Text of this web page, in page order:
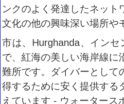
ンクのよく発達したネット
文化の他の興味深い場所や
市は、Hurghanda、イン
で、紅海の美しい海岸線に
難所です。ダイバーとして
得するために安く提供する
えています - ウォータース